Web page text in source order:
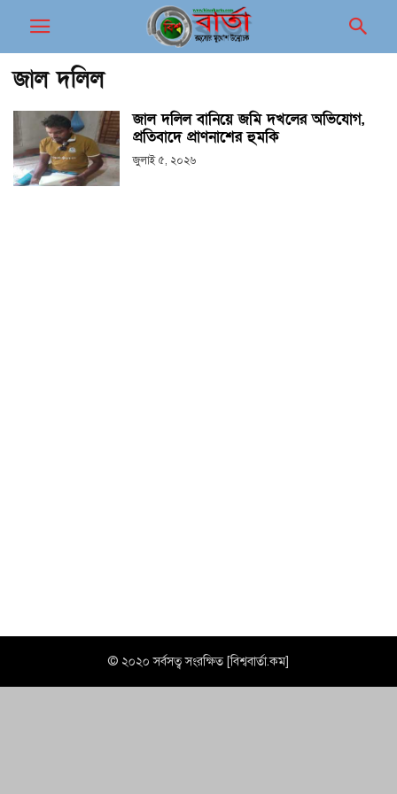
জাল দলিল
জাল দলিল বানিয়ে জমি দখলের অভিযোগ,
প্রতিবাদে প্রাণনাশের হুমকি
জুলাই ৫, ২০২৬
© ২০২০ সর্বসত্ব সংরক্ষিত [বিশ্ববার্তা.কম]